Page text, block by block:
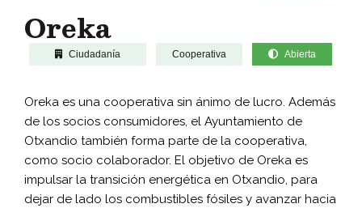
Oreka
Ciudadanía Cooperativa Abierta
Oreka es una cooperativa sin ánimo de lucro. Además
de los socios consumidores, el Ayuntamiento de
Otxandio también forma parte de la cooperativa,
como socio colaborador. El objetivo de Oreka es
impulsar la transición energética en Otxandio, para
dejar de lado los combustibles fósiles y avanzar hacia